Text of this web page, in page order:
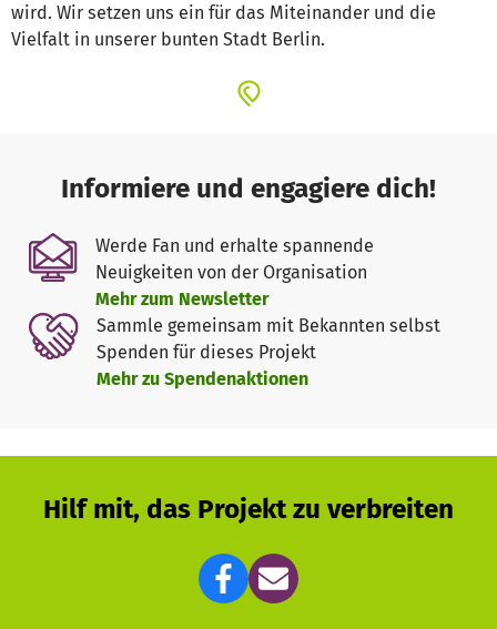
wird. Wir setzen uns ein für das Miteinander und die
Vielfalt in unserer bunten Stadt Berlin.
Informiere und engagiere dich!
Werde Fan und erhalte spannende
Neuigkeiten von der Organisation
Mehr zum Newsletter
Sammle gemeinsam mit Bekannten selbst
Spenden für dieses Projekt
Mehr zu Spendenaktionen
Hilf mit, das Projekt zu verbreiten